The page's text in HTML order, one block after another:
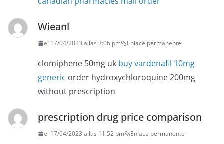
Wieanl
el 17/04/2023 a las 3:06 pm Enlace permanente
clomiphene 50mg uk buy vardenafil 10mg
generic order hydroxychloroquine 200mg
without prescription
prescription drug price comparison
el 17/04/2023 a las 11:52 pm Enlace permanente